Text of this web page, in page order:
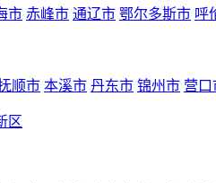
市 赤峰市 通辽市 鄂尔多斯市 呼
顺市 本溪市 丹东市 锦州市 营口
区